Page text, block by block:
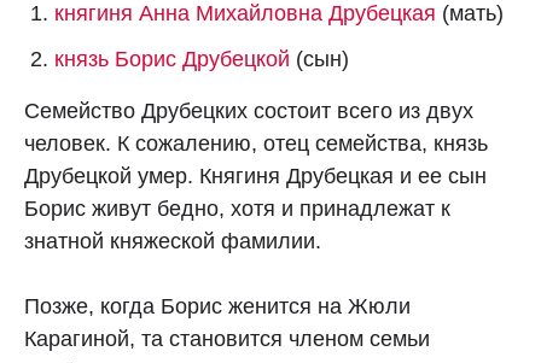
княгиня Анна Михайловна Друбецкая (мать)
князь Борис Друбецкой (сын)
Семейство Друбецких состоит всего из двух
человек. К сожалению, отец семейства, князь
Друбецкой умер. Княгиня Друбецкая и ее сын
Борис живут бедно, хотя и принадлежат к
знатной княжеской фамилии.
Позже, когда Борис женится на Жюли
Карагиной, та становится членом семьи